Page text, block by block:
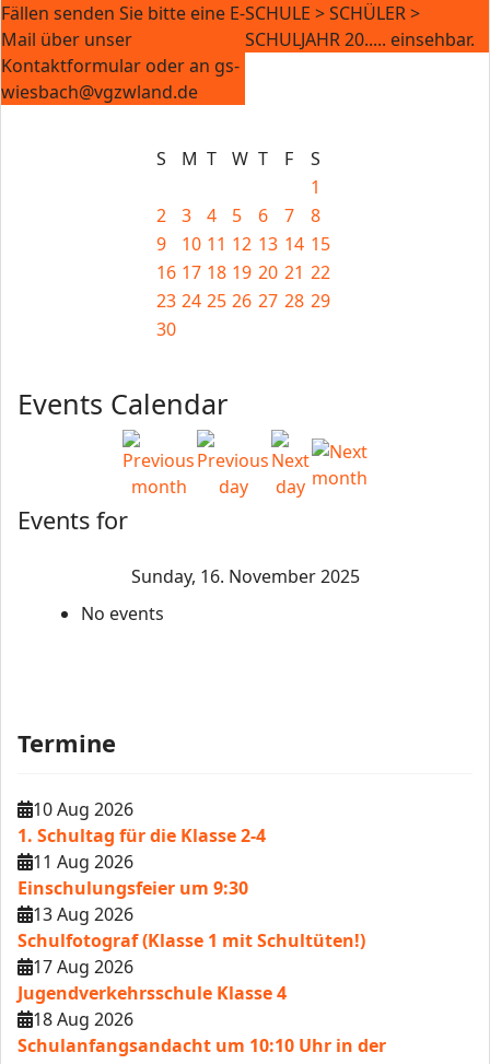
Fällen senden Sie bitte eine E-
Mail über unser
Kontaktformular oder an gs-
wiesbach@vgzwland.de
SCHULE > SCHÜLER >
SCHULJAHR 20..... einsehbar.
S M T W T F
S
1
2
3 4 5 6 7
8
9
10 11 12 13 14 15
16 17 18 19 20 21 22
23 24 25 26 27 28 29
30
Events Calendar
Events for
Sunday, 16. November 2025
No events
Termine
10 Aug 2026
1. Schultag für die Klasse 2-4
11 Aug 2026
Einschulungsfeier um 9:30
13 Aug 2026
Schulfotograf (Klasse 1 mit Schultüten!)
17 Aug 2026
Jugendverkehrsschule Klasse 4
18 Aug 2026
Schulanfangsandacht um 10:10 Uhr in der